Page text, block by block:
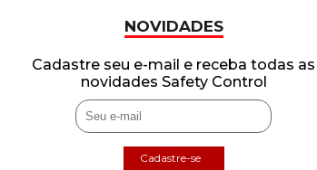
NOVIDADES
Cadastre seu e-mail e receba todas as
novidades Safety Control
Cadastre-se